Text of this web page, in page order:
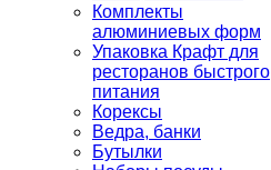
Комплекты
алюминиевых форм
Упаковка Крафт для
ресторанов быстрого
питания
Корексы
Ведра, банки
Бутылки